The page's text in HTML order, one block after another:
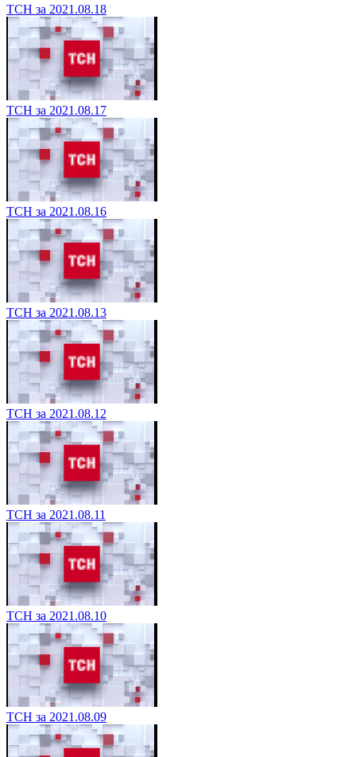
ТСН за 2021.08.18
ТСН за 2021.08.17
ТСН за 2021.08.16
ТСН за 2021.08.13
ТСН за 2021.08.12
ТСН за 2021.08.11
ТСН за 2021.08.10
ТСН за 2021.08.09